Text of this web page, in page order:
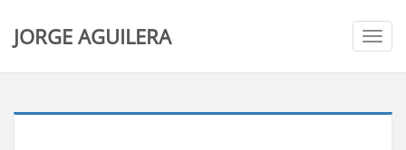
JORGE AGUILERA